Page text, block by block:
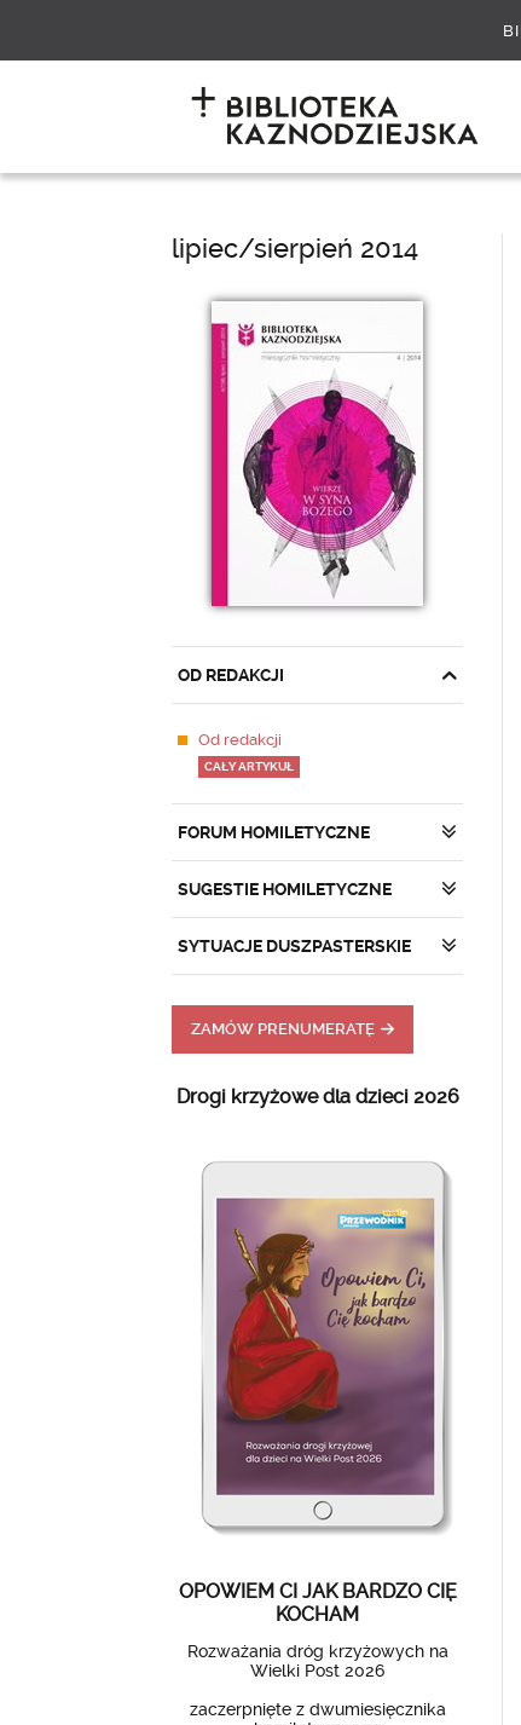
lipiec/sierpień 2014
OD REDAKCJI
Od redakcji
CAŁY ARTYKUŁ
FORUM HOMILETYCZNE
SUGESTIE HOMILETYCZNE
SYTUACJE DUSZPASTERSKIE
ZAMÓW PRENUMERATĘ
Drogi krzyżowe dla dzieci 2026
OPOWIEM CI JAK BARDZO CIĘ
KOCHAM
Rozważania dróg krzyżowych na
Wielki Post 2026
zaczerpnięte z dwumiesięcznika